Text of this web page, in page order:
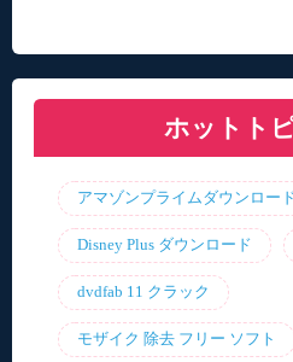
自動音声読み上げ
やすさと機能を比
【2026年最新】合
ト・アプリおすす
【2026年更新】AI
ト・アプリ8選！【
【2026最新】
をご紹介！最優の
【2026最新】ひま
ホットト
アマゾンプライムダウンロー
Disney Plus ダウンロード
dvdfab 11 クラック
モザイク 除去 フリー ソフト